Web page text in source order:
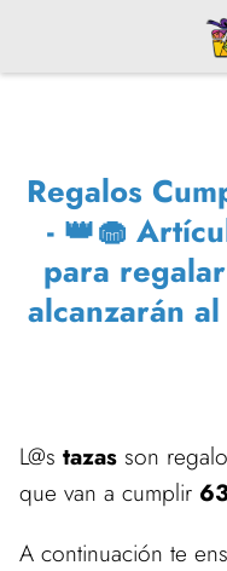
Regalos
- 👑🧁
para
alcanzarán
L@s tazas son
que van a cumplir
A continuación te